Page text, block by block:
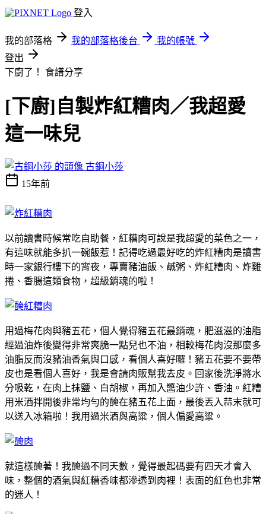
登入
我的部落格 我的部落格後台
我的帳號
登出
下廚了！ 食譜分享
[下廚]自製炸紅糟肉／我超愛
這一味兒
古銅小莎
15年前
以前讀書時候常吃自助餐，紅糟肉可說是我超愛的菜色之一，
有這味就能多扒一碗飯惹！記得吃過最好吃的炸紅糟肉是讀書
時一家銀行樓下的宵夜，專賣豬油飯、鹹粥、炸紅糟肉、炸雞
捲、香腸這類食物，超級銷魂的啦！
用過梅花肉與豬五花，個人覺得豬五花最銷魂，肥滋滋的油脂
經過油炸後變得非常爽脆一點兒也不油，相較梅花肉沒那麼多
油脂反而沒豬油香氣與口感，看個人喜好囉！豬五花要不要帶
皮也是看個人喜好，我是會請肉販幫我去皮。回家後洗淨將水
分吸乾，在肉上抹鹽、白胡椒，再加入醬油少許、香油。紅糟
用米酒拌開後非常均勻的醃在豬五花上面，最後丟入蒜末就可
以送入冰箱啦！我用過米酒與高粱，個人偏愛高粱。
就這樣醃著！我醃過不同天數，覺得最起碼要有四天才會入
味，整個的酒氣與紅糟香味都滲透到肉裡！表面的紅色也非常
的迷人！